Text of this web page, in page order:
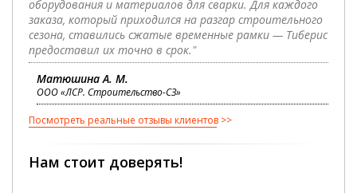
оборудования и материалов для сварки. Для каждого
заказа, который приходился на разгар строительного
сезона, ставились сжатые временные рамки — Тиберис
предоставил их точно в срок."
Матюшина А. М.
ООО «ЛСР. Строительство-СЗ»
Посмотреть реальные отзывы клиентов
Нам стоит доверять!